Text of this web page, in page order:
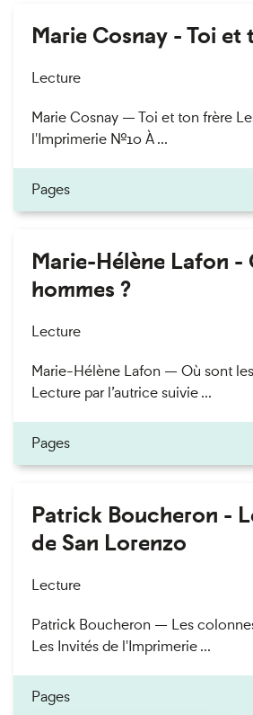
Marie Cosnay - Toi et
Lecture
Marie Cosnay — Toi et ton frère
l'Imprimerie n°10 À ...
Pages
Marie-Hélène Lafon -
hommes ?
Lecture
Marie-Hélène Lafon — Où sont
Lecture par l’autrice suivie ...
Pages
Patrick Boucheron -
de San Lorenzo
Lecture
Patrick Boucheron — Les
Les Invités de l'Imprimerie ...
Pages